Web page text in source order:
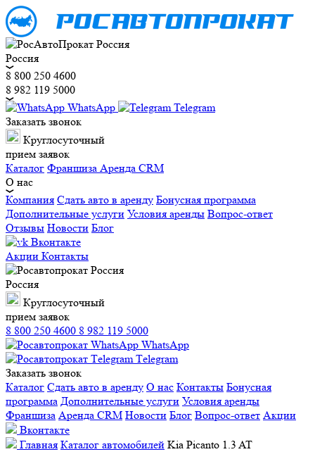
Россия
8 800 250 4600
8 982 119 5000
WhatsApp
Telegram
Заказать звонок
Круглосуточный
прием заявок
Каталог Франшиза Аренда CRM
О нас
Компания Сдать авто в аренду Бонусная программа
Дополнительные услуги Условия аренды Вопрос-ответ
Отзывы Новости Блог
Вконтакте
Акции Контакты
Россия
Круглосуточный
прием заявок
8 800 250 4600 8 982 119 5000
WhatsApp
Тelegram
Заказать звонок
Каталог Сдать авто в аренду О нас Контакты Бонусная
программа Дополнительные услуги Условия аренды
Франшиза Аренда CRM Новости Блог Вопрос-ответ Акции
Вконтакте
Главная Каталог автомобилей Kia Picanto 1.3 AT